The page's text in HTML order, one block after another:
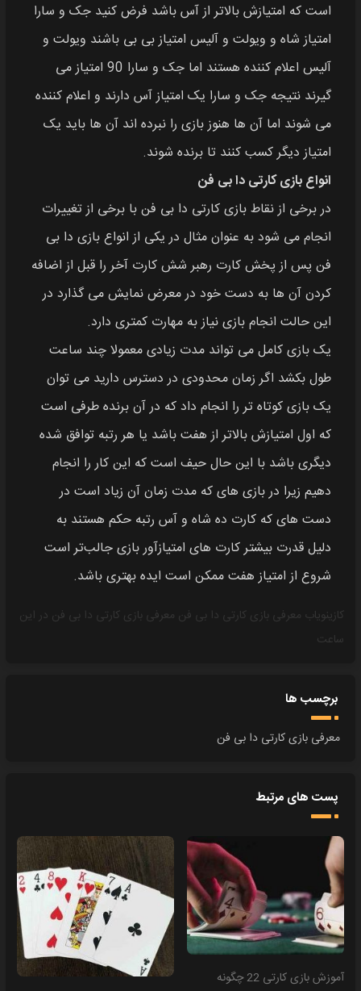
است که امتیازش بالاتر از آس باشد فرض کنید جک و سارا
امتیاز شاه و ویولت و آلیس امتیاز بی بی باشند ویولت و
آلیس اعلام کننده هستند اما جک و سارا 90 امتیاز می‌
گیرند نتیجه جک و سارا یک امتیاز آس دارند و اعلام کننده
می‌ شوند اما آن‌ ها هنوز بازی را نبرده‌ اند آن‌ ها باید یک
امتیاز دیگر کسب کنند تا برنده شوند.
انواع بازی کارتی دا بی فن
در برخی از نقاط بازی کارتی دا بی فن با برخی از تغییرات
انجام می‌ شود به عنوان مثال در یکی از انواع بازی دا بی
فن پس از پخش کارت رهبر شش کارت آخر را قبل از اضافه
کردن آن‌ ها به دست خود در معرض نمایش می‌ گذارد در
این حالت انجام بازی نیاز به مهارت کمتری دارد.
یک بازی کامل می‌ تواند مدت زیادی معمولا چند ساعت
طول بکشد اگر زمان محدودی در دسترس دارید می‌ توان
یک بازی کوتاه‌ تر را انجام داد که در آن برنده طرفی است
که اول امتیازش بالاتر از هفت باشد یا هر رتبه توافق شده
دیگری باشد با این حال حیف است که این کار را انجام
دهیم زیرا در بازی‌ های که مدت زمان آن زیاد است در
دست‌ های که کارت ده شاه و آس رتبه حکم هستند به
دلیل قدرت بیشتر کارت‌ های امتیازآور بازی جالب‌تر است
شروع از امتیاز هفت ممکن است ایده بهتری باشد.
کازینویاب معرفی بازی کارتی دا بی فن معرفی بازی کارتی دا بی فن در این
ساعت
برچسب ها
معرفی بازی کارتی دا بی فن
پست های مرتبط
آموزش بازی کارتی 22 چگونه